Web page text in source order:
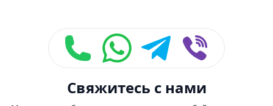
Свяжитесь с нами